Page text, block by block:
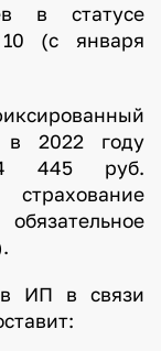
в статусе
(с января
в 2022 году
445 руб.
ИП в связи